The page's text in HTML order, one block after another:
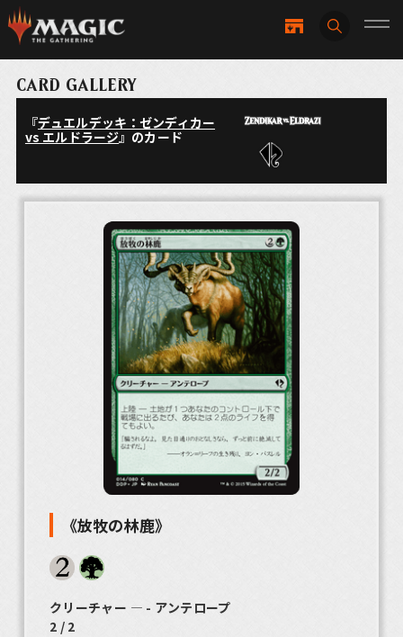
CARD GALLERY
『デュエルデッキ：ゼンディカー
vs エルドラージ』のカード
《放牧の林鹿》
クリーチャー ― - アンテロープ
2 / 2